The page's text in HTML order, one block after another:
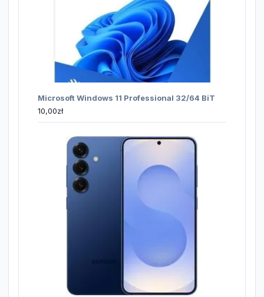
Microsoft Windows 11 Professional 32/64 BiT
10,00zł